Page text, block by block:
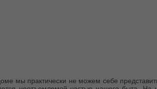
мы практически не можем себе